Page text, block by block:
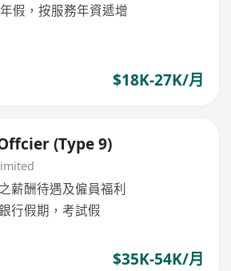
假，按服務年資遞增
$18K-27K/月
(Type 9)
薪酬待遇及僱員福利
行假期，考試假
$35K-54K/月